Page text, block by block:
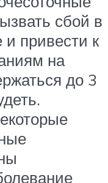
сбой в
привести к
на
до 3